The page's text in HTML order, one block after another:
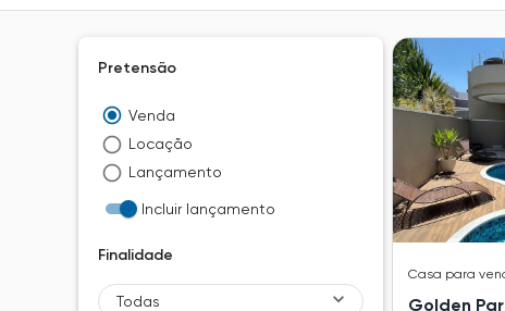
Pretensão
Venda
Locação
Lançamento
Incluir lançamento
Finalidade
Todas
Casa para
Golden